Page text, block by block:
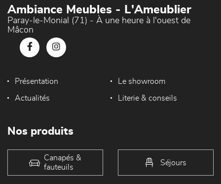
Ambiance Meubles - L'Ameublier
Paray-le-Monial (71) - À une heure à l'ouest de
Mâcon
Présentation Le showroom
Actualités Literie & conseils
Nos produits
Canapés &
fauteuils
Séjours